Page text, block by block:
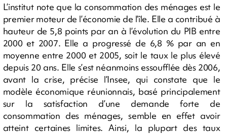
L’institut note que la consommation des ménages est le
premier moteur de l’économie de l’île. Elle a contribué à
hauteur de 5,8 points par an à l’évolution du PIB entre
2000 et 2007. Elle a progressé de 6,8 % par an en
moyenne entre 2000 et 2005, soit le taux le plus élevé
depuis 20 ans. Elle s’est néanmoins essoufflée dès 2006,
avant la crise, précise l’Insee, qui constate que le
modèle économique réunionnais, basé principalement
sur la satisfaction d’une demande forte de
consommation des ménages, semble en effet avoir
atteint certaines limites. Ainsi, la plupart des taux